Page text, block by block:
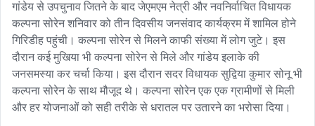
गांडेय से उपचुनाव जितने के बाद जेएमएम नेत्री और नवनिर्वाचित विधायक
कल्पना सोरेन शनिवार को तीन दिवसीय जनसंवाद कार्यक्रम में शामिल होने
गिरिडीह पहुंची। कल्पना सोरेन से मिलने काफी संख्या में लोग जुटे। इस
दौरान कई मुखिया भी कल्पना सोरेन से मिले और गांडेय इलाके की
जनसमस्या कर चर्चा किया। इस दौरान सदर विधायक सुद्विया कुमार सोनू भी
कल्पना सोरेन के साथ मौजूद थे। कल्पना सोरेन एक एक ग्रामीणों से मिली
और हर योजनाओं को सही तरीके से धरातल पर उतारने का भरोसा दिया।